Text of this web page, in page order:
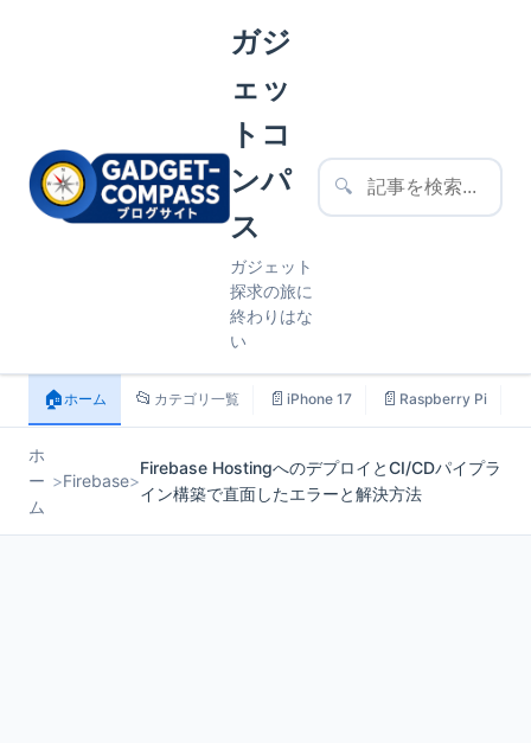
ガジ
ェッ
トコ
ンパ
ス
ガジェット
探求の旅に
終わりはな
い
🔍
🏠ホーム 📂 カテゴリ一覧 📄 iPhone 17 📄 Raspberry Pi
ホ
ー
ム
>Firebase>
Firebase HostingへのデプロイとCI/CDパイプラ
イン構築で直面したエラーと解決方法